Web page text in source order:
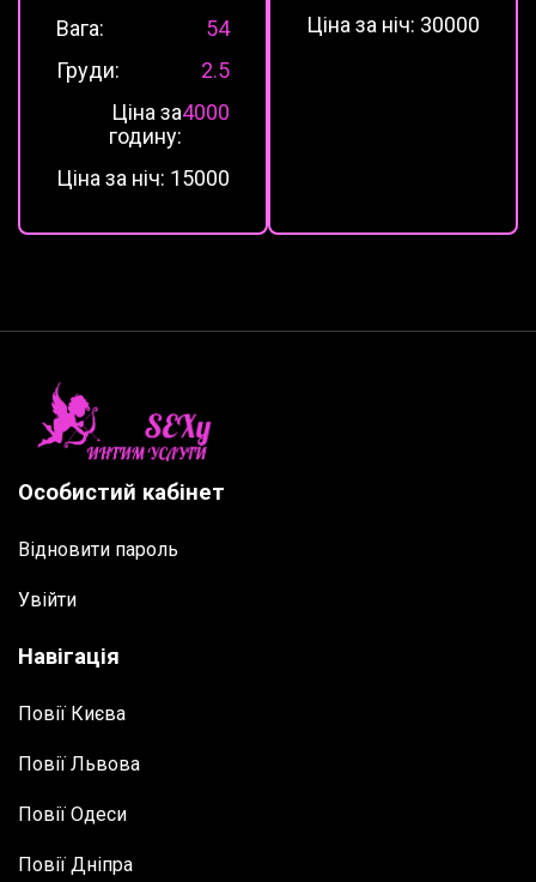
Вага:
54
Груди:
2.5
Ціна за
годину:
4000
Ціна за ніч: 15000
Ціна за ніч: 30000
Особистий кабінет
Відновити пароль
Увійти
Навігація
Повії Києва
Повії Львова
Повії Одеси
Повії Дніпра